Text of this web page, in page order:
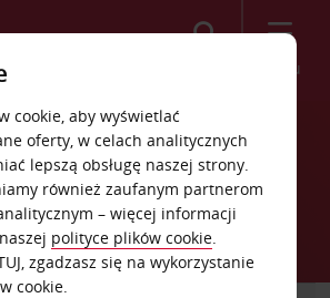
Menu
MGM Resort
cookie, aby wyświetlać
oferty, w celach analitycznych
lepszą obsługę naszej strony.
również zaufanym partnerom
– więcej informacji
polityce plików cookie.
zgadzasz się na wykorzystanie
cookie.